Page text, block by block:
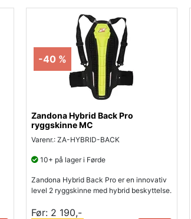
-40 %
Zandona Hybrid Back Pro
ryggskinne MC
Varenr.: ZA-HYBRID-BACK
10+ på lager i Førde
Zandona Hybrid Back Pro er en innovativ
level 2 ryggskinne med hybrid beskyttelse.
Før: 2 190,-